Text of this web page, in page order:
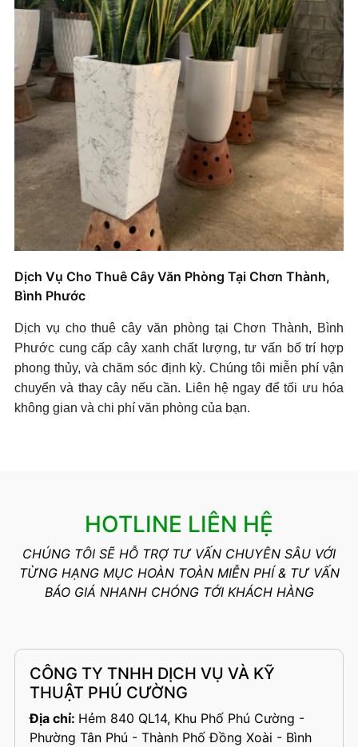
Dịch Vụ Cho Thuê Cây Văn Phòng Tại Chơn Thành,
Bình Phước
Dịch vụ cho thuê cây văn phòng tại Chơn Thành, Bình
Phước cung cấp cây xanh chất lượng, tư vấn bố trí hợp
phong thủy, và chăm sóc định kỳ. Chúng tôi miễn phí vận
chuyển và thay cây nếu cần. Liên hệ ngay để tối ưu hóa
không gian và chi phí văn phòng của bạn.
HOTLINE LIÊN HỆ
CHÚNG TÔI SẼ HỖ TRỢ TƯ VẤN CHUYÊN SÂU VỚI
TỪNG HẠNG MỤC HOÀN TOÀN MIỄN PHÍ & TƯ VẤN
BÁO GIÁ NHANH CHÓNG TỚI KHÁCH HÀNG
CÔNG TY TNHH DỊCH VỤ VÀ KỸ
THUẬT PHÚ CƯỜNG
Địa chỉ: Hẻm 840 QL14, Khu Phố Phú Cường -
Phường Tân Phú - Thành Phố Đồng Xoài - Bình